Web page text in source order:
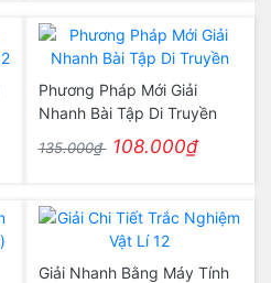
Phương Pháp Mới Giải
Nhanh Bài Tập Di Truyền
135.000₫ 108.000₫
Giải Nhanh Bằng Máy Tính